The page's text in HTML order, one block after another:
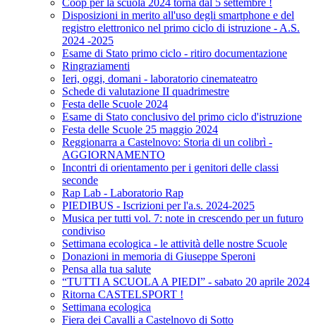
Coop per la scuola 2024 torna dal 5 settembre !
Disposizioni in merito all'uso degli smartphone e del
registro elettronico nel primo ciclo di istruzione - A.S.
2024 -2025
Esame di Stato primo ciclo - ritiro documentazione
Ringraziamenti
Ieri, oggi, domani - laboratorio cinemateatro
Schede di valutazione II quadrimestre
Festa delle Scuole 2024
Esame di Stato conclusivo del primo ciclo d'istruzione
Festa delle Scuole 25 maggio 2024
Reggionarra a Castelnovo: Storia di un colibrì -
AGGIORNAMENTO
Incontri di orientamento per i genitori delle classi
seconde
Rap Lab - Laboratorio Rap
PIEDIBUS - Iscrizioni per l'a.s. 2024-2025
Musica per tutti vol. 7: note in crescendo per un futuro
condiviso
Settimana ecologica - le attività delle nostre Scuole
Donazioni in memoria di Giuseppe Speroni
Pensa alla tua salute
“TUTTI A SCUOLA A PIEDI” - sabato 20 aprile 2024
Ritorna CASTELSPORT !
Settimana ecologica
Fiera dei Cavalli a Castelnovo di Sotto